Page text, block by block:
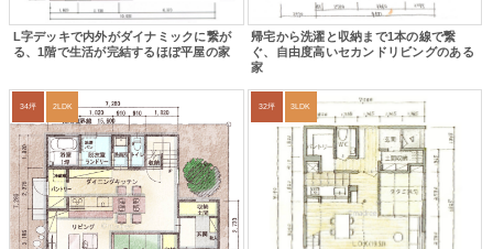
L字デッキで内外がダイナミックに繋が
る、1階で生活が完結するほぼ平屋の家
帰宅から洗濯と収納まで1本の線で繋
ぐ、自由度高いセカンドリビングのある
家
34坪 2LDK 32坪 3LDK